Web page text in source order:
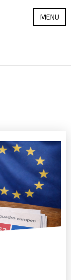
MENU